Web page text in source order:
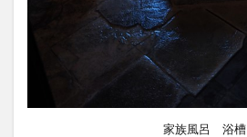
家族風呂 浴槽